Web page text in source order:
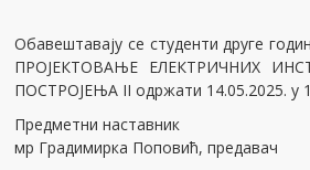
Производно машинство - 2024
Енергетика- 2017
Енергетика -2024
Заштита од пожара - 2016
Заштита од пожара - 2023
Мултимедијалне технологије
Обавештавају се студенти друге
ПРОЈЕКТОВАЊЕ ЕЛЕКТРИЧНИХ
ПОСТРОЈЕЊА II одржати 14.05.2025. у
Предметни наставник
мр Градимирка Поповић, предавач